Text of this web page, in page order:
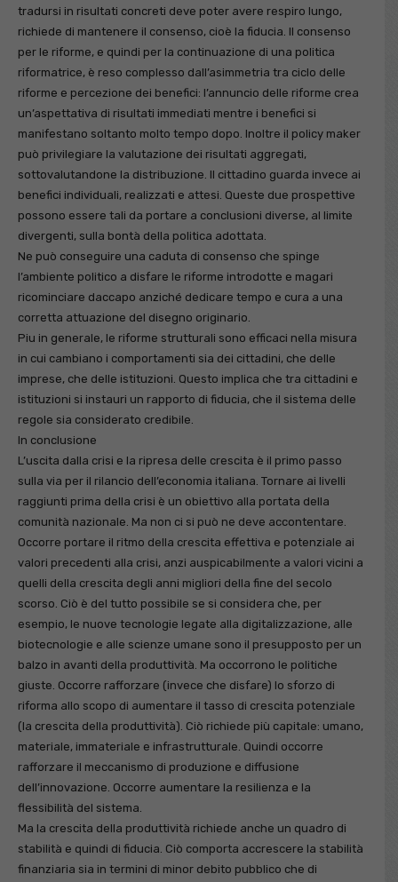
tradursi in risultati concreti deve poter avere respiro lungo,
richiede di mantenere il consenso, cioè la fiducia. Il consenso
per le riforme, e quindi per la continuazione di una politica
riformatrice, è reso complesso dall’asimmetria tra ciclo delle
riforme e percezione dei benefici: l’annuncio delle riforme crea
un’aspettativa di risultati immediati mentre i benefici si
manifestano soltanto molto tempo dopo. Inoltre il policy maker
può privilegiare la valutazione dei risultati aggregati,
sottovalutandone la distribuzione. Il cittadino guarda invece ai
benefici individuali, realizzati e attesi. Queste due prospettive
possono essere tali da portare a conclusioni diverse, al limite
divergenti, sulla bontà della politica adottata.
Ne può conseguire una caduta di consenso che spinge
l’ambiente politico a disfare le riforme introdotte e magari
ricominciare daccapo anziché dedicare tempo e cura a una
corretta attuazione del disegno originario.
Piu in generale, le riforme strutturali sono efficaci nella misura
in cui cambiano i comportamenti sia dei cittadini, che delle
imprese, che delle istituzioni. Questo implica che tra cittadini e
istituzioni si instauri un rapporto di fiducia, che il sistema delle
regole sia considerato credibile.
In conclusione
L’uscita dalla crisi e la ripresa delle crescita è il primo passo
sulla via per il rilancio dell’economia italiana. Tornare ai livelli
raggiunti prima della crisi è un obiettivo alla portata della
comunità nazionale. Ma non ci si può ne deve accontentare.
Occorre portare il ritmo della crescita effettiva e potenziale ai
valori precedenti alla crisi, anzi auspicabilmente a valori vicini a
quelli della crescita degli anni migliori della fine del secolo
scorso. Ciò è del tutto possibile se si considera che, per
esempio, le nuove tecnologie legate alla digitalizzazione, alle
biotecnologie e alle scienze umane sono il presupposto per un
balzo in avanti della produttività. Ma occorrono le politiche
giuste. Occorre rafforzare (invece che disfare) lo sforzo di
riforma allo scopo di aumentare il tasso di crescita potenziale
(la crescita della produttività). Ciò richiede più capitale: umano,
materiale, immateriale e infrastrutturale. Quindi occorre
rafforzare il meccanismo di produzione e diffusione
dell’innovazione. Occorre aumentare la resilienza e la
flessibilità del sistema.
Ma la crescita della produttività richiede anche un quadro di
stabilità e quindi di fiducia. Ciò comporta accrescere la stabilità
finanziaria sia in termini di minor debito pubblico che di